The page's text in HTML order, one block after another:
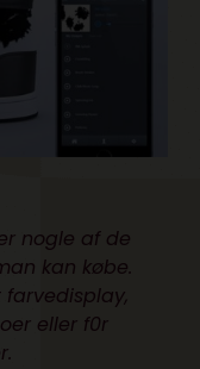
nogle af de
kan købe.
eller f0r